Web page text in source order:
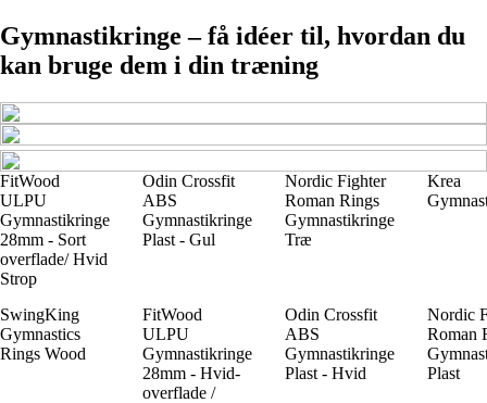
Gymnastikringe – få idéer til, hvordan du
kan bruge dem i din træning
FitWood
ULPU
Gymnastikringe
28mm - Sort
overflade/ Hvid
Strop
Odin Crossfit
ABS
Gymnastikringe
Plast - Gul
Nordic Fighter
Roman Rings
Gymnastikringe
Træ
Krea
SwingKing
Gymnastics
Rings Wood
FitWood
ULPU
Gymnastikringe
28mm - Hvid-
overflade /
Odin Crossfit
ABS
Gymnastikringe
Plast - Hvid
Nordic
Roman
Plast